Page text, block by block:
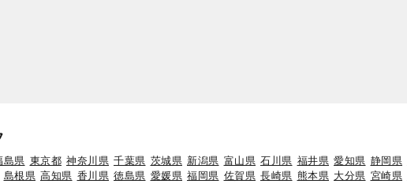
島県 東京都 神奈川県 千葉県 茨城県 新潟県 富山県 石川県 福井県 愛知県 静岡県
島根県 高知県 香川県 徳島県 愛媛県 福岡県 佐賀県 長崎県 熊本県 大分県 宮崎県